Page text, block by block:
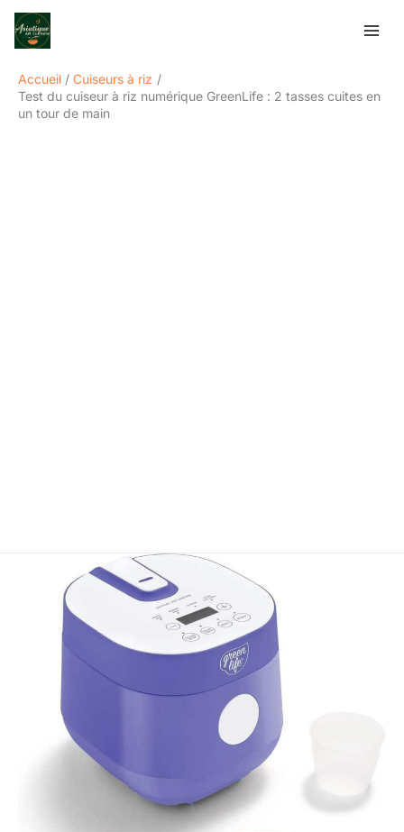
Aller
Accueil
Cuiseurs à riz
Test du cuiseur à riz numérique GreenLife : 2 tasses cuites en
un tour de main
Rechercher